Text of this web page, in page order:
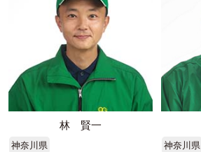
林 賢一
神奈川県 神奈川県